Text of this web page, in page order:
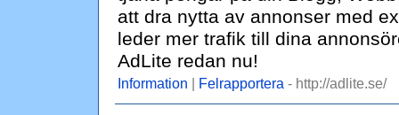
att dra nytta av annonser med
leder mer trafik till dina
AdLite redan nu!
Information | Felrapportera - http://adlite.se/